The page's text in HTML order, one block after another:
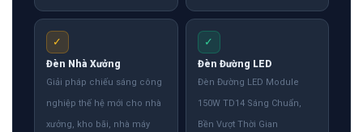
✓
Đèn Nhà Xưởng
Giải pháp chiếu sáng công
nghiệp thế hệ mới cho nhà
xưởng, kho bãi, nhà máy
✓
Đèn Đường LED
Đèn Đường LED Module
150W TD14 Sáng Chuẩn,
Bền Vượt Thời Gian